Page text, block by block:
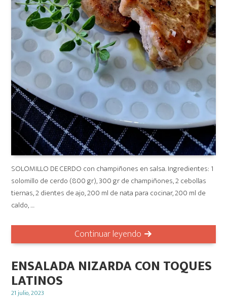
SOLOMILLO DE CERDO con champiñones en salsa. Ingredientes: 1
solomillo de cerdo (800 gr), 300 gr de champiñones, 2 cebollas
tiernas, 2 dientes de ajo, 200 ml de nata para cocinar, 200 ml de
caldo, …
Continuar leyendo
ENSALADA NIZARDA CON TOQUES
LATINOS
Posted
21 julio, 2023